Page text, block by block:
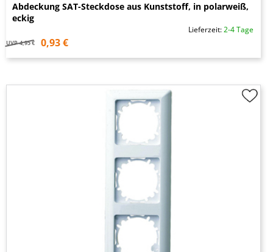
Abdeckung SAT-Steckdose aus Kunststoff, in polarweiß,
eckig
Lieferzeit:2-4 Tage
UVP 4,95 € 0,93 €